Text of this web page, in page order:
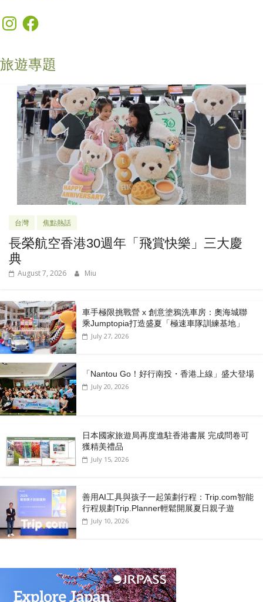
InstagramFacebook
旅遊專題
台灣 焦點熱話
長榮航空香港30週年「飛賞快樂」三大慶
典
August 7, 2026 Miu
車手極限挑戰營 x 創意塗鴉洗車房：奧海城聯
乘Jumptopia打造盛夏「極速車隊訓練基地」
July 27, 2026
「Nantou Go！好行南投・香港上線」盛大登場
July 20, 2026
日本國家旅遊局再度進駐香港書展 完成問卷可
獲精美禮品
July 15, 2026
善用AI工具與孩子一起策劃行程：Trip.com智能
行程規劃Trip.Planner輕鬆開展夏日親子遊
July 10, 2026